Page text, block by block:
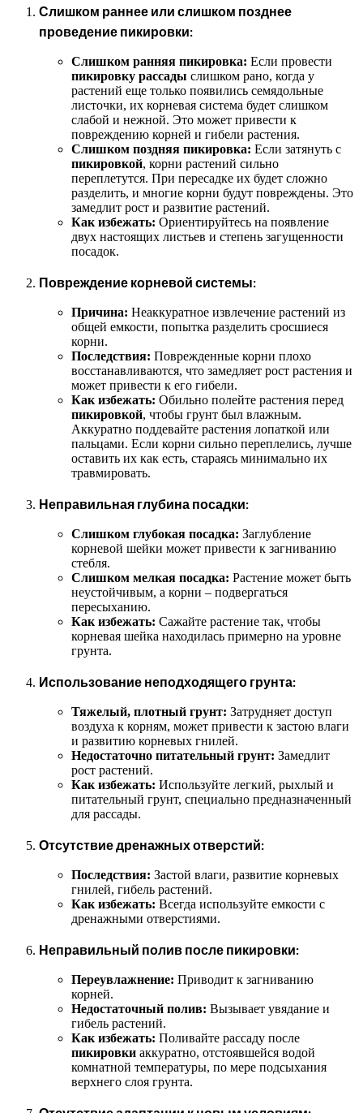
Слишком раннее или слишком позднее
проведение пикировки:
Слишком ранняя пикировка: Если провести
пикировку рассады слишком рано, когда у
растений еще только появились семядольные
листочки, их корневая система будет слишком
слабой и нежной. Это может привести к
повреждению корней и гибели растения.
Слишком поздняя пикировка: Если затянуть с
пикировкой, корни растений сильно
переплетутся. При пересадке их будет сложно
разделить, и многие корни будут повреждены. Это
замедлит рост и развитие растений.
Как избежать: Ориентируйтесь на появление
двух настоящих листьев и степень загущенности
посадок.
Повреждение корневой системы:
Причина: Неаккуратное извлечение растений из
общей емкости, попытка разделить сросшиеся
корни.
Последствия: Поврежденные корни плохо
восстанавливаются, что замедляет рост растения и
может привести к его гибели.
Как избежать: Обильно полейте растения перед
пикировкой, чтобы грунт был влажным.
Аккуратно поддевайте растения лопаткой или
пальцами. Если корни сильно переплелись, лучше
оставить их как есть, стараясь минимально их
травмировать.
Неправильная глубина посадки:
Слишком глубокая посадка: Заглубление
корневой шейки может привести к загниванию
стебля.
Слишком мелкая посадка: Растение может быть
неустойчивым, а корни – подвергаться
пересыханию.
Как избежать: Сажайте растение так, чтобы
корневая шейка находилась примерно на уровне
грунта.
Использование неподходящего грунта:
Тяжелый, плотный грунт: Затрудняет доступ
воздуха к корням, может привести к застою влаги
и развитию корневых гнилей.
Недостаточно питательный грунт: Замедлит
рост растений.
Как избежать: Используйте легкий, рыхлый и
питательный грунт, специально предназначенный
для рассады.
Отсутствие дренажных отверстий:
Последствия: Застой влаги, развитие корневых
гнилей, гибель растений.
Как избежать: Всегда используйте емкости с
дренажными отверстиями.
Неправильный полив после пикировки:
Переувлажнение: Приводит к загниванию
корней.
Недостаточный полив: Вызывает увядание и
гибель растений.
Как избежать: Поливайте рассаду после
пикировки аккуратно, отстоявшейся водой
комнатной температуры, по мере подсыхания
верхнего слоя грунта.